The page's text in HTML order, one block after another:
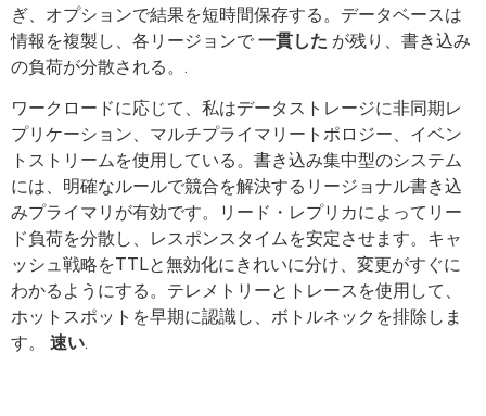
ぎ、オプションで結果を短時間保存する。データベースは
情報を複製し、各リージョンで 一貫した が残り、書き込み
の負荷が分散される。.
ワークロードに応じて、私はデータストレージに非同期レ
プリケーション、マルチプライマリートポロジー、イベン
トストリームを使用している。書き込み集中型のシステム
には、明確なルールで競合を解決するリージョナル書き込
みプライマリが有効です。リード・レプリカによってリー
ド負荷を分散し、レスポンスタイムを安定させます。キャ
ッシュ戦略をTTLと無効化にきれいに分け、変更がすぐに
わかるようにする。テレメトリーとトレースを使用して、
ホットスポットを早期に認識し、ボトルネックを排除しま
す。 速い.